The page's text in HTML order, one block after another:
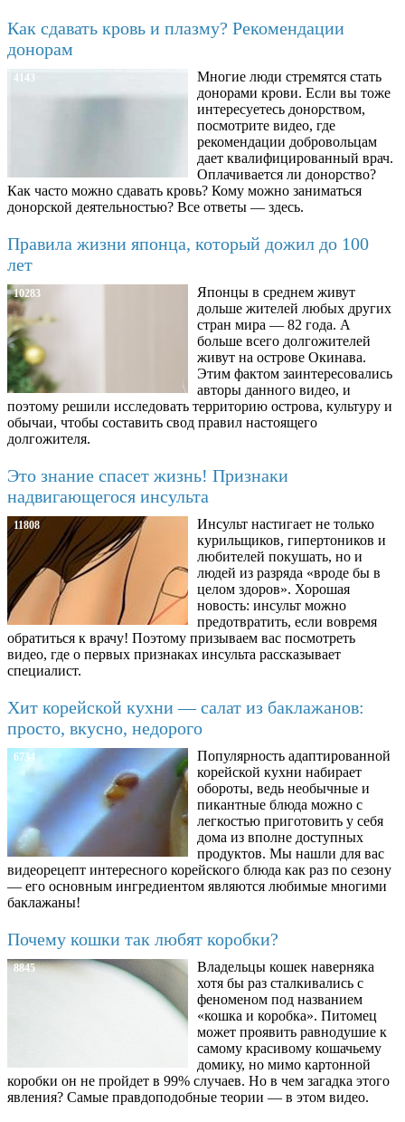
Как сдавать кровь и плазму? Рекомендации
донорам
4143
Многие люди стремятся стать
донорами крови. Если вы тоже
интересуетесь донорством,
посмотрите видео, где
рекомендации добровольцам
дает квалифицированный врач.
Оплачивается ли донорство?
Как часто можно сдавать кровь? Кому можно заниматься
донорской деятельностью? Все ответы — здесь.
Правила жизни японца, который дожил до 100
лет
10283
Японцы в среднем живут
дольше жителей любых других
стран мира — 82 года. А
больше всего долгожителей
живут на острове Окинава.
Этим фактом заинтересовались
авторы данного видео, и
поэтому решили исследовать территорию острова, культуру и
обычаи, чтобы составить свод правил настоящего
долгожителя.
Это знание спасет жизнь! Признаки
надвигающегося инсульта
11808
Инсульт настигает не только
курильщиков, гипертоников и
любителей покушать, но и
людей из разряда «вроде бы в
целом здоров». Хорошая
новость: инсульт можно
предотвратить, если вовремя
обратиться к врачу! Поэтому призываем вас посмотреть
видео, где о первых признаках инсульта рассказывает
специалист.
Хит корейской кухни — салат из баклажанов:
просто, вкусно, недорого
6734
Популярность адаптированной
корейской кухни набирает
обороты, ведь необычные и
пикантные блюда можно с
легкостью приготовить у себя
дома из вполне доступных
продуктов. Мы нашли для вас
видеорецепт интересного корейского блюда как раз по сезону
— его основным ингредиентом являются любимые многими
баклажаны!
Почему кошки так любят коробки?
8845
Владельцы кошек наверняка
хотя бы раз сталкивались с
феноменом под названием
«кошка и коробка». Питомец
может проявить равнодушие к
самому красивому кошачьему
домику, но мимо картонной
коробки он не пройдет в 99% случаев. Но в чем загадка этого
явления? Самые правдоподобные теории — в этом видео.